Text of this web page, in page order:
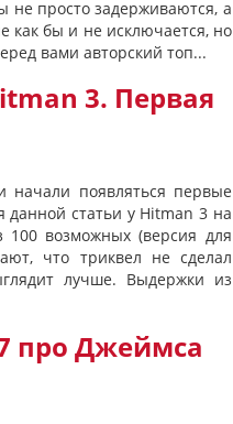
просто задерживаются, а
как бы и не исключается, но
вами авторский топ...
3. Первая
появляться первые
статьи у Hitman 3 на
100 возможных (версия для
что триквел не сделал
лучше. Выдержки из
про Джеймса